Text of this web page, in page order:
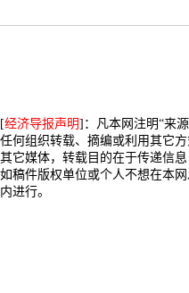
[经济导报声明]：凡本网注明“来
任何组织转载、摘编或利用其它
其它媒体，转载目的在于传递信
如稿件版权单位或个人不想在本
内进行。